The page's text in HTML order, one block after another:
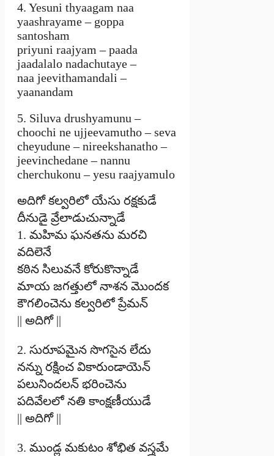
4. Yesuni thyaagam naa
yaashrayame – goppa
santosham
priyuni raajyam – paada
jaadalalo nadachutaye –
naa jeevithamandali –
yaanandam
5. Siluva drushyamunu –
choochi ne ujjeevamutho – seva
cheyudune – nireekshanatho –
jeevinchedane – nannu
cherchukonu – yesu raajyamulo
అదిగో కల్వరిలో యేసు రక్షకుడే
దీనుడై వ్రేలాడుచున్నాడే
1. మహిమ ఘనతను మరచి
వదిలెనే
కఠిన సిలువనే కోరుకొన్నాడే
మాయ జగత్తులో నాశన మొందక
కౌగలించెను కల్వరిలో ప్రేమన్
|| అదిగో ||
2. సురూపమైన సొగసైన లేదు
నన్ను రక్షించ వికారుండాయెన్
పలునిందలన్ భరించెను
పదివేలలో నతి కాంక్షణీయుడే
|| అదిగో ||
3. ముండ్ల మకుటం శోభిత వస్త్రమే